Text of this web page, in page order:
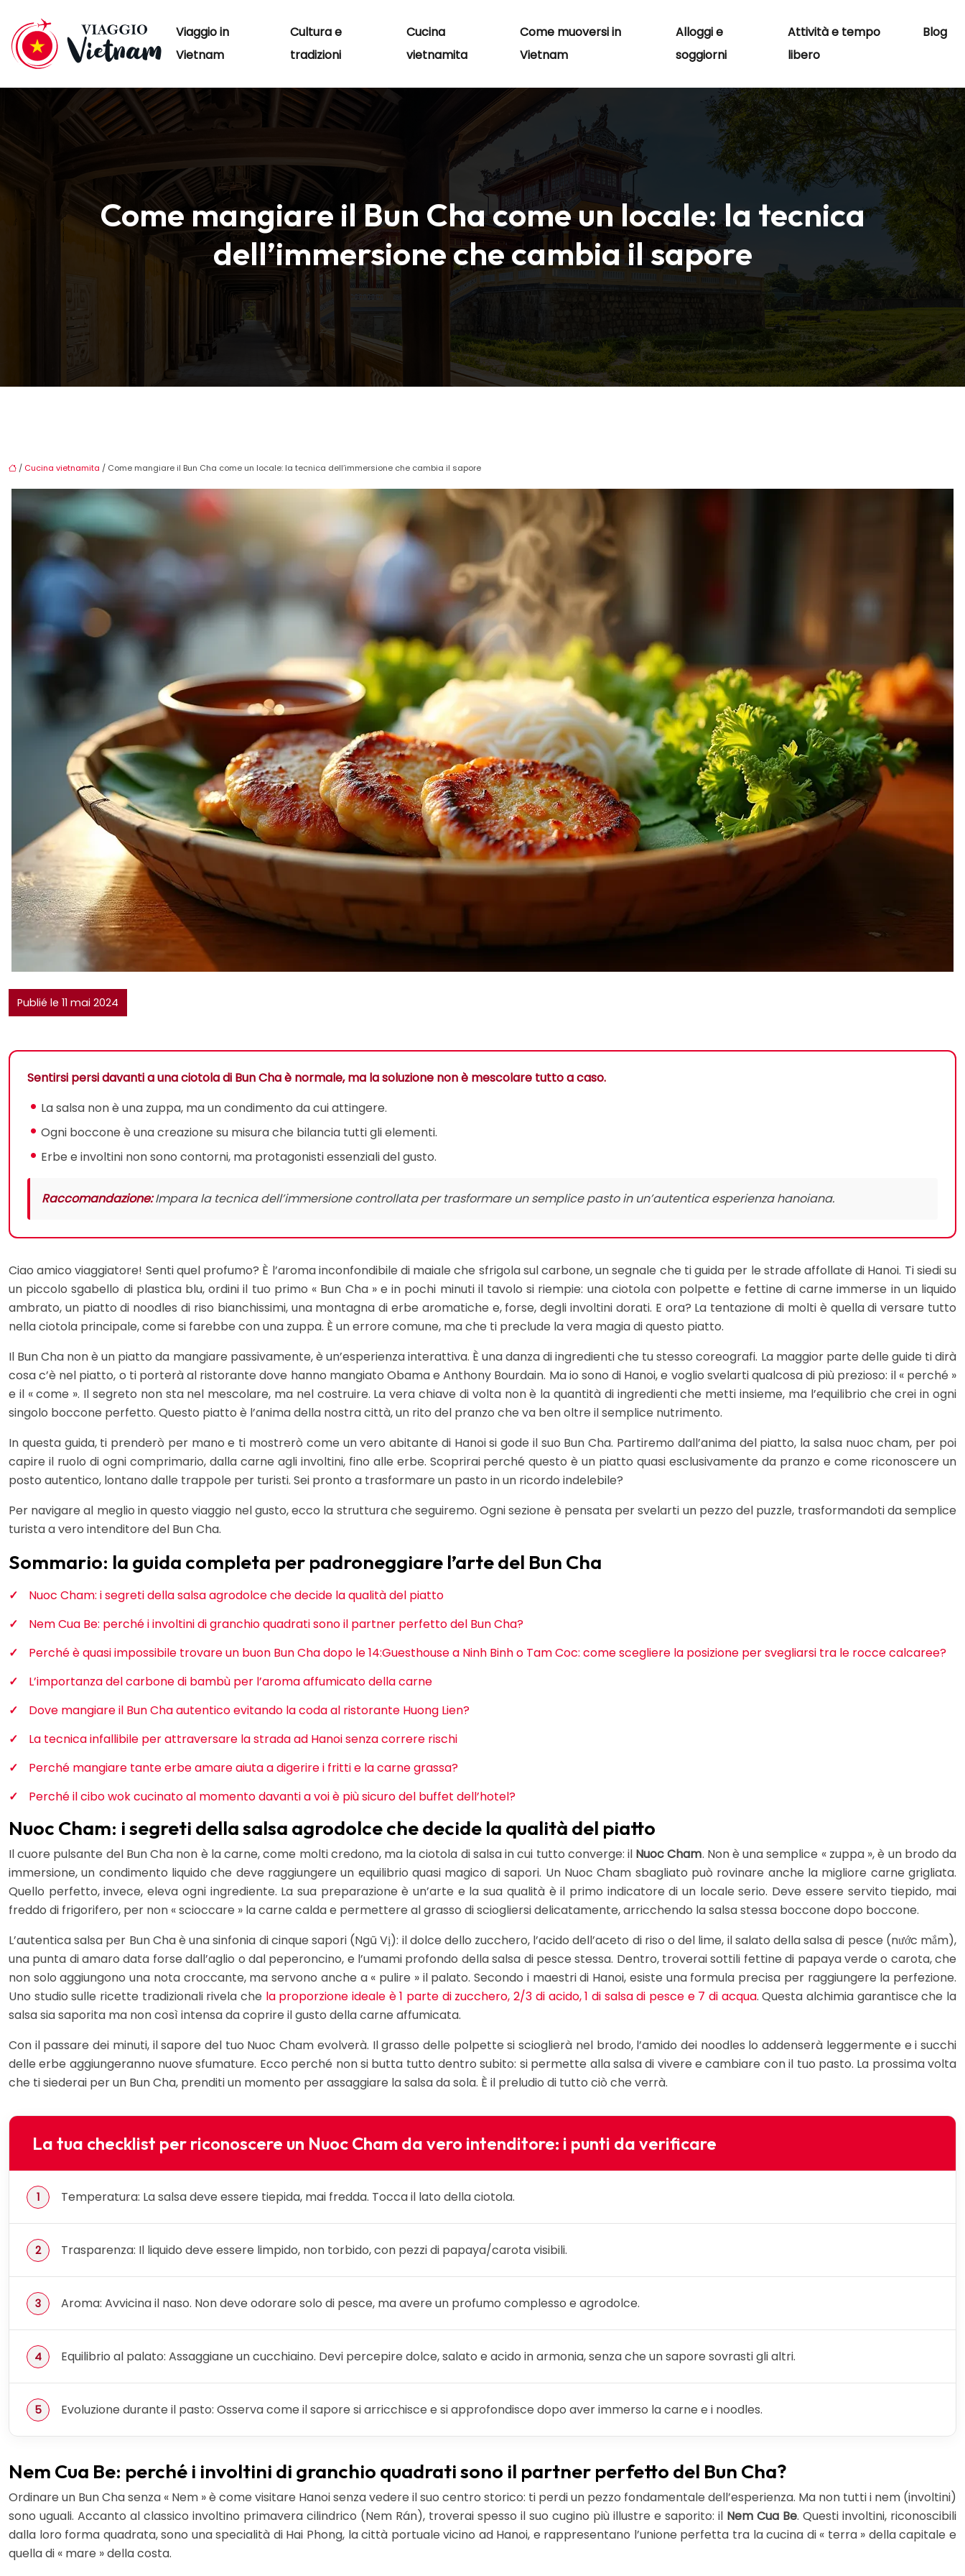
Viaggio in
Vietnam
Cultura e
tradizioni
Cucina
vietnamita
Come muoversi in
Vietnam
Alloggi e
soggiorni
Attività e tempo
libero
Blog
Come mangiare il Bun Cha come un locale: la tecnica
dell’immersione che cambia il sapore
/ Cucina vietnamita / Come mangiare il Bun Cha come un locale: la tecnica dell’immersione che cambia il sapore
Publié le 11 mai 2024
Sentirsi persi davanti a una ciotola di Bun Cha è normale, ma la soluzione non è mescolare tutto a caso.
La salsa non è una zuppa, ma un condimento da cui attingere.
Ogni boccone è una creazione su misura che bilancia tutti gli elementi.
Erbe e involtini non sono contorni, ma protagonisti essenziali del gusto.
Raccomandazione:Impara la tecnica dell’immersione controllata per trasformare un semplice pasto in un’autentica esperienza hanoiana.
Ciao amico viaggiatore! Senti quel profumo? È l’aroma inconfondibile di maiale che sfrigola sul carbone, un segnale che ti guida per le strade affollate di Hanoi. Ti siedi su
un piccolo sgabello di plastica blu, ordini il tuo primo « Bun Cha » e in pochi minuti il tavolo si riempie: una ciotola con polpette e fettine di carne immerse in un liquido
ambrato, un piatto di noodles di riso bianchissimi, una montagna di erbe aromatiche e, forse, degli involtini dorati. E ora? La tentazione di molti è quella di versare tutto
nella ciotola principale, come si farebbe con una zuppa. È un errore comune, ma che ti preclude la vera magia di questo piatto.
Il Bun Cha non è un piatto da mangiare passivamente, è un’esperienza interattiva. È una danza di ingredienti che tu stesso coreografi. La maggior parte delle guide ti dirà
cosa c’è nel piatto, o ti porterà al ristorante dove hanno mangiato Obama e Anthony Bourdain. Ma io sono di Hanoi, e voglio svelarti qualcosa di più prezioso: il « perché »
e il « come ». Il segreto non sta nel mescolare, ma nel costruire. La vera chiave di volta non è la quantità di ingredienti che metti insieme, ma l’equilibrio che crei in ogni
singolo boccone perfetto. Questo piatto è l’anima della nostra città, un rito del pranzo che va ben oltre il semplice nutrimento.
In questa guida, ti prenderò per mano e ti mostrerò come un vero abitante di Hanoi si gode il suo Bun Cha. Partiremo dall’anima del piatto, la salsa nuoc cham, per poi
capire il ruolo di ogni comprimario, dalla carne agli involtini, fino alle erbe. Scoprirai perché questo è un piatto quasi esclusivamente da pranzo e come riconoscere un
posto autentico, lontano dalle trappole per turisti. Sei pronto a trasformare un pasto in un ricordo indelebile?
Per navigare al meglio in questo viaggio nel gusto, ecco la struttura che seguiremo. Ogni sezione è pensata per svelarti un pezzo del puzzle, trasformandoti da semplice
turista a vero intenditore del Bun Cha.
Sommario: la guida completa per padroneggiare l’arte del Bun Cha
Nuoc Cham: i segreti della salsa agrodolce che decide la qualità del piatto
Nem Cua Be: perché i involtini di granchio quadrati sono il partner perfetto del Bun Cha?
Perché è quasi impossibile trovare un buon Bun Cha dopo le 14:Guesthouse a Ninh Binh o Tam Coc: come scegliere la posizione per svegliarsi tra le rocce calcaree?
L’importanza del carbone di bambù per l’aroma affumicato della carne
Dove mangiare il Bun Cha autentico evitando la coda al ristorante Huong Lien?
La tecnica infallibile per attraversare la strada ad Hanoi senza correre rischi
Perché mangiare tante erbe amare aiuta a digerire i fritti e la carne grassa?
Perché il cibo wok cucinato al momento davanti a voi è più sicuro del buffet dell’hotel?
Nuoc Cham: i segreti della salsa agrodolce che decide la qualità del piatto
Il cuore pulsante del Bun Cha non è la carne, come molti credono, ma la ciotola di salsa in cui tutto converge: il Nuoc Cham. Non è una semplice « zuppa », è un brodo da
immersione, un condimento liquido che deve raggiungere un equilibrio quasi magico di sapori. Un Nuoc Cham sbagliato può rovinare anche la migliore carne grigliata.
Quello perfetto, invece, eleva ogni ingrediente. La sua preparazione è un’arte e la sua qualità è il primo indicatore di un locale serio. Deve essere servito tiepido, mai
freddo di frigorifero, per non « scioccare » la carne calda e permettere al grasso di sciogliersi delicatamente, arricchendo la salsa stessa boccone dopo boccone.
L’autentica salsa per Bun Cha è una sinfonia di cinque sapori (Ngũ Vị): il dolce dello zucchero, l’acido dell’aceto di riso o del lime, il salato della salsa di pesce (nước mắm),
una punta di amaro data forse dall’aglio o dal peperoncino, e l’umami profondo della salsa di pesce stessa. Dentro, troverai sottili fettine di papaya verde o carota, che
non solo aggiungono una nota croccante, ma servono anche a « pulire » il palato. Secondo i maestri di Hanoi, esiste una formula precisa per raggiungere la perfezione.
Uno studio sulle ricette tradizionali rivela che la proporzione ideale è 1 parte di zucchero, 2/3 di acido, 1 di salsa di pesce e 7 di acqua. Questa alchimia garantisce che la
salsa sia saporita ma non così intensa da coprire il gusto della carne affumicata.
Con il passare dei minuti, il sapore del tuo Nuoc Cham evolverà. Il grasso delle polpette si scioglierà nel brodo, l’amido dei noodles lo addenserà leggermente e i succhi
delle erbe aggiungeranno nuove sfumature. Ecco perché non si butta tutto dentro subito: si permette alla salsa di vivere e cambiare con il tuo pasto. La prossima volta
che ti siederai per un Bun Cha, prenditi un momento per assaggiare la salsa da sola. È il preludio di tutto ciò che verrà.
La tua checklist per riconoscere un Nuoc Cham da vero intenditore: i punti da verificare
Temperatura: La salsa deve essere tiepida, mai fredda. Tocca il lato della ciotola.
Trasparenza: Il liquido deve essere limpido, non torbido, con pezzi di papaya/carota visibili.
Aroma: Avvicina il naso. Non deve odorare solo di pesce, ma avere un profumo complesso e agrodolce.
Equilibrio al palato: Assaggiane un cucchiaino. Devi percepire dolce, salato e acido in armonia, senza che un sapore sovrasti gli altri.
Evoluzione durante il pasto: Osserva come il sapore si arricchisce e si approfondisce dopo aver immerso la carne e i noodles.
Nem Cua Be: perché i involtini di granchio quadrati sono il partner perfetto del Bun Cha?
Ordinare un Bun Cha senza « Nem » è come visitare Hanoi senza vedere il suo centro storico: ti perdi un pezzo fondamentale dell’esperienza. Ma non tutti i nem (involtini)
sono uguali. Accanto al classico involtino primavera cilindrico (Nem Rán), troverai spesso il suo cugino più illustre e saporito: il Nem Cua Be. Questi involtini, riconoscibili
dalla loro forma quadrata, sono una specialità di Hai Phong, la città portuale vicino ad Hanoi, e rappresentano l’unione perfetta tra la cucina di « terra » della capitale e
quella di « mare » della costa.